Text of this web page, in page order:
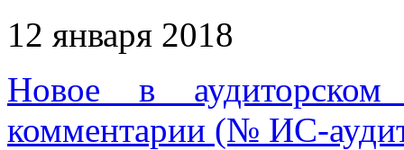
12 января 2018
Новое в аудиторском
комментарии (№ ИС-